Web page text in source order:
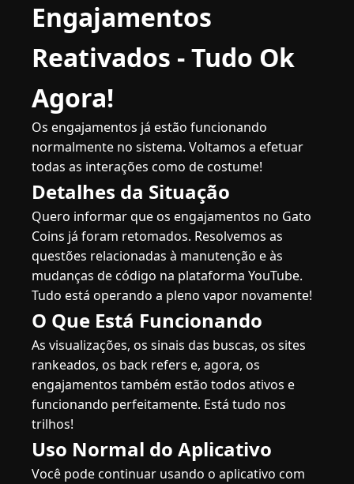
Engajamentos
Reativados - Tudo Ok
Agora!
Os engajamentos já estão funcionando
normalmente no sistema. Voltamos a efetuar
todas as interações como de costume!
Detalhes da Situação
Quero informar que os engajamentos no Gato
Coins já foram retomados. Resolvemos as
questões relacionadas à manutenção e às
mudanças de código na plataforma YouTube.
Tudo está operando a pleno vapor novamente!
O Que Está Funcionando
As visualizações, os sinais das buscas, os sites
rankeados, os back refers e, agora, os
engajamentos também estão todos ativos e
funcionando perfeitamente. Está tudo nos
trilhos!
Uso Normal do Aplicativo
Você pode continuar usando o aplicativo com